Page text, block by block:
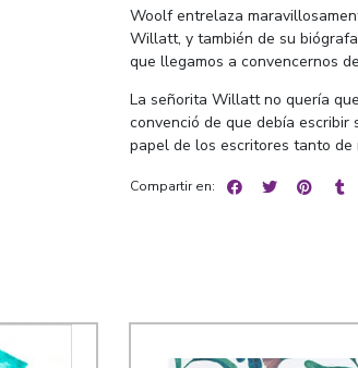
Woolf entrelaza
Willatt, y también de su
que llegamos a convencernos
La señorita Willatt no quería
convenció de que debía
papel de los escritores tanto de
Compartir en: